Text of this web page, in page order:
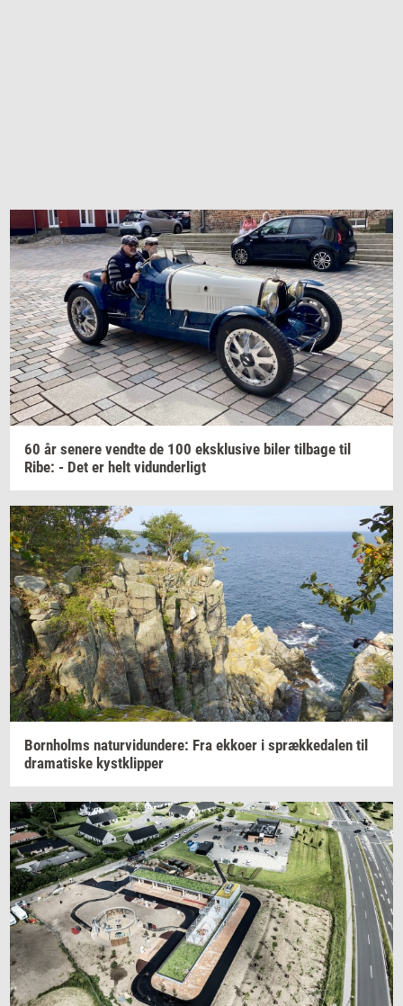
60 år se­ne­re vend­te de 100 eks­klu­si­ve biler til­ba­ge til
Ribe: - Det er helt vi­dun­der­ligt
Born­holms na­tur­vi­dun­de­re: Fra ek­ko­er i spræk­ke­da­len til
dra­ma­ti­ske kyst­klip­per